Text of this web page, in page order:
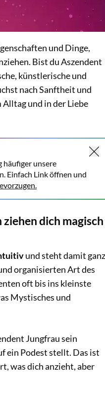
und Dinge,
Bist du Aszendent
künstlerische und
nach Sanftheit und
und in der Liebe
häufiger unsere
Einfach Link öffnen und
dich magisch
und steht damit ganz
organisierten Art des
oft bis ins kleinste
Mystisches und
Jungfrau sein
ein Podest stellt. Das ist
was dich anzieht, aber